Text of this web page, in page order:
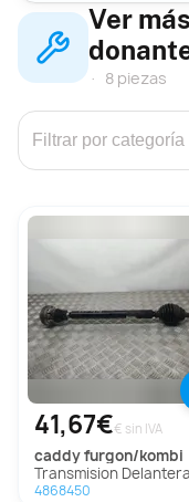
Ver
8 piezas
41,67€€ sin IVA
caddy furgon/kombi
Transmision Delantera Derecha Para Volkswagen Caddy
4868450